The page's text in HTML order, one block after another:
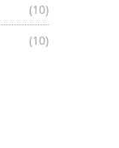
(10)
(10)